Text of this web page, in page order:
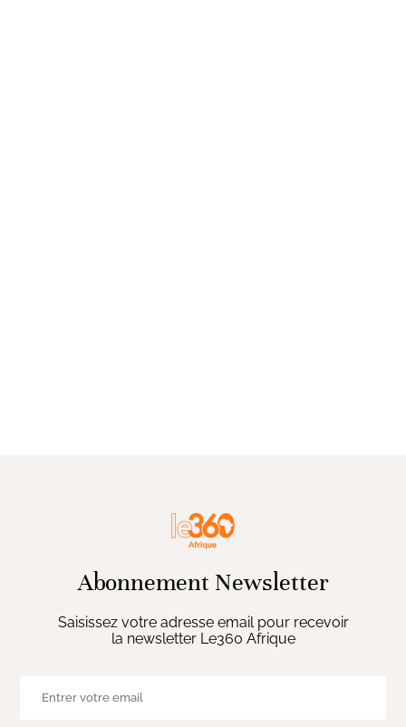
Abonnement Newsletter
Saisissez votre adresse email pour recevoir
la newsletter Le360 Afrique